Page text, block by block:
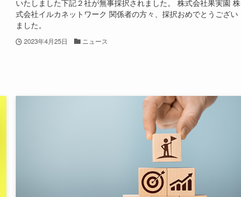
いたしました下記２社が無事採択されました。 株式会社果実園 株
式会社イルカネットワーク 関係者の方々、採択おめでとうござい
ました。
2023年4月25日 ニュース